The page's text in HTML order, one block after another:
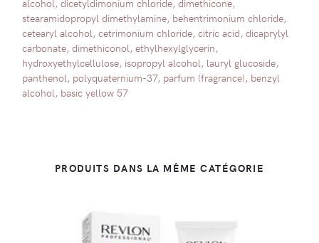
stearamidopropyl dimethylamine, behentrimonium chloride,
cetearyl alcohol, cetrimonium chloride, citric acid, dicaprylyl
carbonate, dimethiconol, ethylhexylglycerin,
hydroxyethylcellulose, isopropyl alcohol, lauryl glucoside,
panthenol, polyquaternium-37, parfum (fragrance), benzyl
alcohol, basic yellow 57
PRODUITS DANS LA MÊME CATÉGORIE